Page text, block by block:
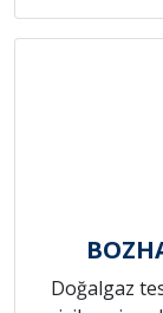
Doğalgaz